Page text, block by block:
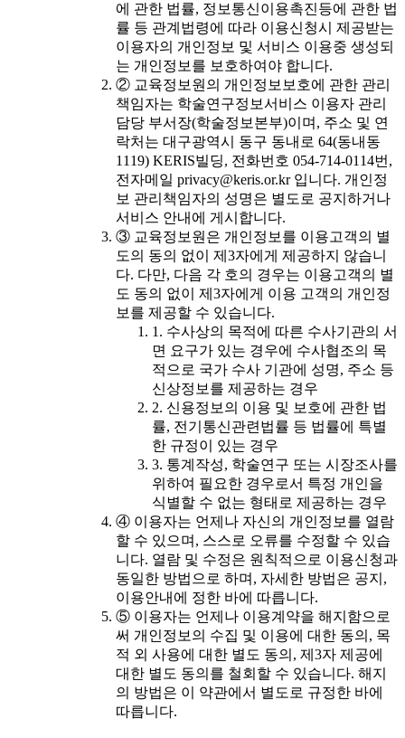
에 관한 법률, 정보통신이용촉진등에 관한 법
률 등 관계법령에 따라 이용신청시 제공받는
이용자의 개인정보 및 서비스 이용중 생성되
는 개인정보를 보호하여야 합니다.
② 교육정보원의 개인정보보호에 관한 관리
책임자는 학술연구정보서비스 이용자 관리
담당 부서장(학술정보본부)이며, 주소 및 연
락처는 대구광역시 동구 동내로 64(동내동
1119) KERIS빌딩, 전화번호 054-714-0114번,
전자메일 privacy@keris.or.kr 입니다. 개인정
보 관리책임자의 성명은 별도로 공지하거나
서비스 안내에 게시합니다.
③ 교육정보원은 개인정보를 이용고객의 별
도의 동의 없이 제3자에게 제공하지 않습니
다. 다만, 다음 각 호의 경우는 이용고객의 별
도 동의 없이 제3자에게 이용 고객의 개인정
보를 제공할 수 있습니다.
1. 수사상의 목적에 따른 수사기관의 서
면 요구가 있는 경우에 수사협조의 목
적으로 국가 수사 기관에 성명, 주소 등
신상정보를 제공하는 경우
2. 신용정보의 이용 및 보호에 관한 법
률, 전기통신관련법률 등 법률에 특별
한 규정이 있는 경우
3. 통계작성, 학술연구 또는 시장조사를
위하여 필요한 경우로서 특정 개인을
식별할 수 없는 형태로 제공하는 경우
④ 이용자는 언제나 자신의 개인정보를 열람
할 수 있으며, 스스로 오류를 수정할 수 있습
니다. 열람 및 수정은 원칙적으로 이용신청과
동일한 방법으로 하며, 자세한 방법은 공지,
이용안내에 정한 바에 따릅니다.
⑤ 이용자는 언제나 이용계약을 해지함으로
써 개인정보의 수집 및 이용에 대한 동의, 목
적 외 사용에 대한 별도 동의, 제3자 제공에
대한 별도 동의를 철회할 수 있습니다. 해지
의 방법은 이 약관에서 별도로 규정한 바에
따릅니다.